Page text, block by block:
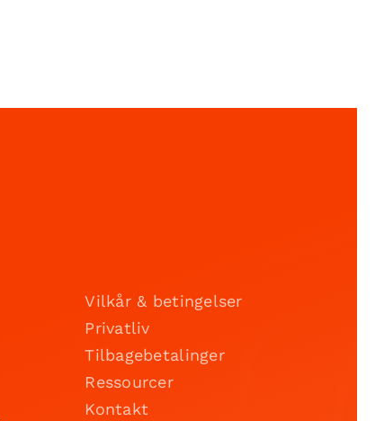
Vilkår & betingelser
Privatliv
Tilbagebetalinger
Ressourcer
Kontakt